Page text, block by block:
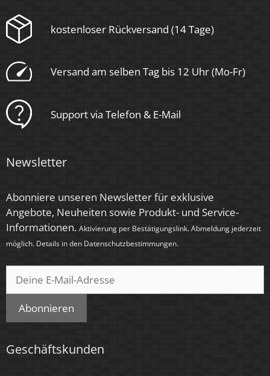
kostenloser Rückversand (14 Tage)
Versand am selben Tag bis 12 Uhr (Mo-Fr)
Support via Telefon & E-Mail
Newsletter
Abonniere unseren Newsletter für exklusive
Angebote, Neuheiten sowie Produkt- und Service-
Informationen. Aktivierung per Bestätigungslink. Abmeldung jederzeit
möglich. Details in den Datenschutzbestimmungen.
Abonnieren
Geschäftskunden